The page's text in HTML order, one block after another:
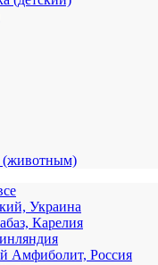
Украина
Карелия
Амфиболит, Россия